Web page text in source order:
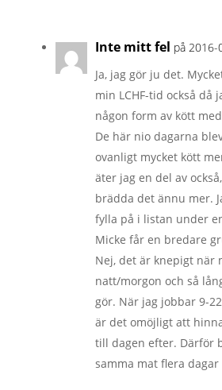
Inte mitt fel på 2016-
Ja, jag gör ju det.
min LCHF-tid också då
någon form av kött
De här nio dagarna
ovanligt mycket kött
äter jag en del av
brädda det ännu mer.
fylla på i listan under
Micke får en bredare
Nej, det är knepigt när
natt/morgon och så
gör. När jag jobbar 9-
är det omöjligt att
till dagen efter. Därför
samma mat flera dagar